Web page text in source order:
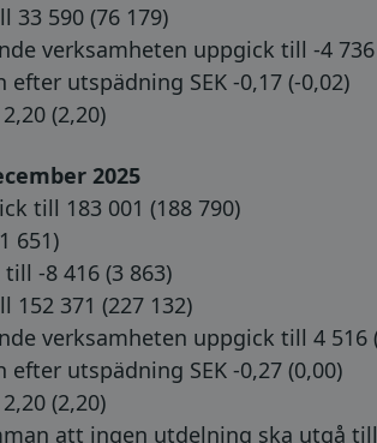
33 590 (76 179)
verksamheten uppgick till -4 736
utspädning SEK -0,17 (-0,02)
(2,20)
2025
till 183 001 (188 790)
651)
-8 416 (3 863)
371 (227 132)
verksamheten uppgick till 4 516
utspädning SEK -0,27 (0,00)
(2,20)
att ingen utdelning ska utgå